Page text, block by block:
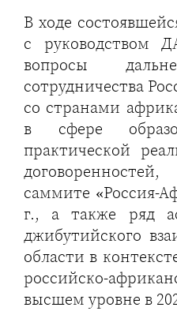
В ходе
с руководством
вопросы
сотрудничества
со странами
в сфере
практической
саммите «Россия-
г., а также ряд
джибутийского
области в
российско-
высшем уровне в